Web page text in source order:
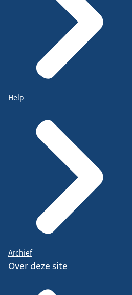
Help
Archief
Over deze site